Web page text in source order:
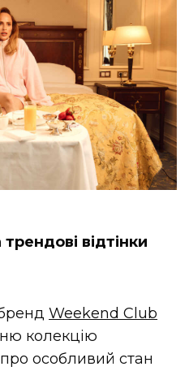
відтінки
Weekend Club
колекцію
особливий стан